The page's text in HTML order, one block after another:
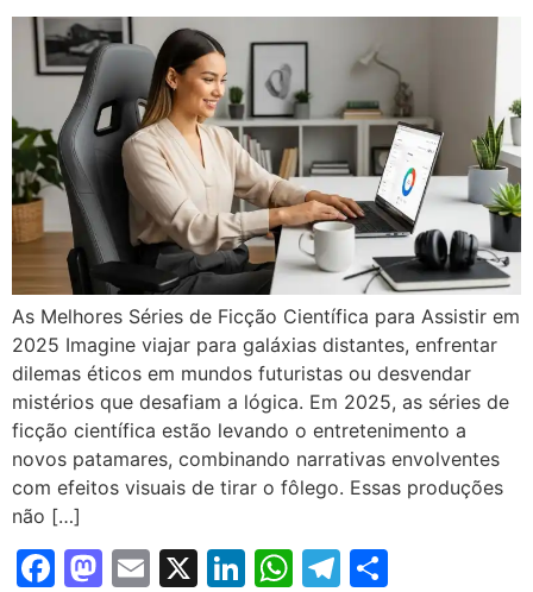
As Melhores Séries de Ficção Científica para Assistir em
2025 Imagine viajar para galáxias distantes, enfrentar
dilemas éticos em mundos futuristas ou desvendar
mistérios que desafiam a lógica. Em 2025, as séries de
ficção científica estão levando o entretenimento a
novos patamares, combinando narrativas envolventes
com efeitos visuais de tirar o fôlego. Essas produções
não […]
Facebook
Mastodon
Email
X LinkedIn
WhatsApp
Telegram